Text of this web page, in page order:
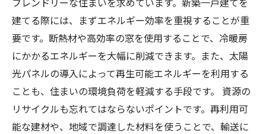
未来の世代へ：環境に優しい住宅を実現するた
めの最後のまとめ
建てる際には、まずエネルギー効率を重視することが重
要です。断熱材や高効率の窓を使用することで、冷暖房
にかかるエネルギーを大幅に削減できます。また、太陽
光パネルの導入によって再生可能エネルギーを利用する
ことも、住まいの環境負荷を軽減する手段です。 資源の
リサイクルも忘れてはならないポイントです。再利用可
能な建材や、地域で調達した材料を使うことで、輸送に